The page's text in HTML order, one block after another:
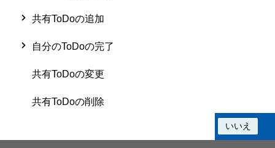
共有ToDoの追加
自分のToDoの完了
共有ToDoの変更
共有ToDoの削除
いいえ